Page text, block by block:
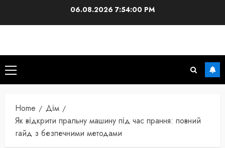
06.08.20267:54:02 PM
Primary
Menu
Home
Дім
Як відкрити пральну машину під час прання: повний
гайд з безпечними методами